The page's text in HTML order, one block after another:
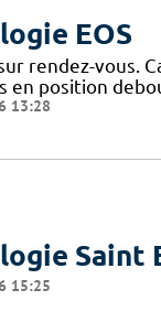
EOS
rendez-vous.
en position
13:28
Saint
15:25